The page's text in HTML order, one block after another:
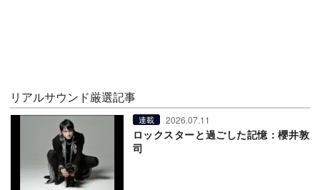
リアルサウンド厳選記事
連載 2026.07.11
ロックスターと過ごした記憶：櫻井敦
司